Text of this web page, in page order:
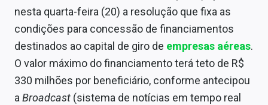
Finanças Pessoais
Mercados
Economia
Empresas
nesta quarta-feira (20) a resolução que fixa as
condições para concessão de financiamentos
destinados ao capital de giro de empresas aéreas.
O valor máximo do financiamento terá teto de R$
330 milhões por beneficiário, conforme antecipou
aBroadcast (sistema de notícias em tempo real